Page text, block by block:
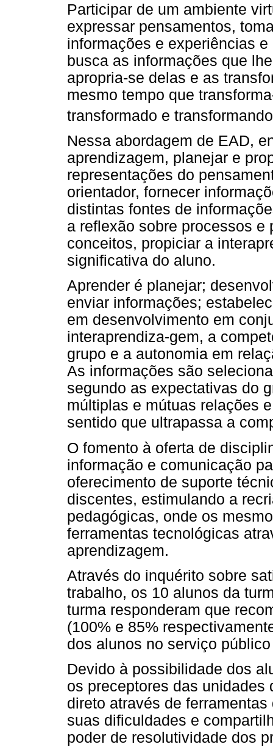
Participar de um ambiente
expressar pensamentos,
informações e experiências
busca as informações que
apropria-se delas e as
mesmo tempo que
transformado e
Nessa abordagem de EAD,
aprendizagem, planejar e
representações do
orientador, fornecer
distintas fontes de
a reflexão sobre processos e
conceitos, propiciar a
significativa do aluno.
Aprender é planejar;
enviar informações;
em desenvolvimento em
interaprendiza-gem, a
grupo e a autonomia em
As informações são
segundo as expectativas do
múltiplas e mútuas relações
sentido que ultrapassa a
O fomento à oferta de
informação e comunicação
oferecimento de suporte
discentes, estimulando a
pedagógicas, onde os
ferramentas tecnológicas
aprendizagem.
Através do inquérito sobre
trabalho, os 10 alunos da
turma responderam que
(100% e 85%
dos alunos no serviço
Devido à possibilidade dos
os preceptores das unidades
direto através de
suas dificuldades e
poder de resolutividade dos